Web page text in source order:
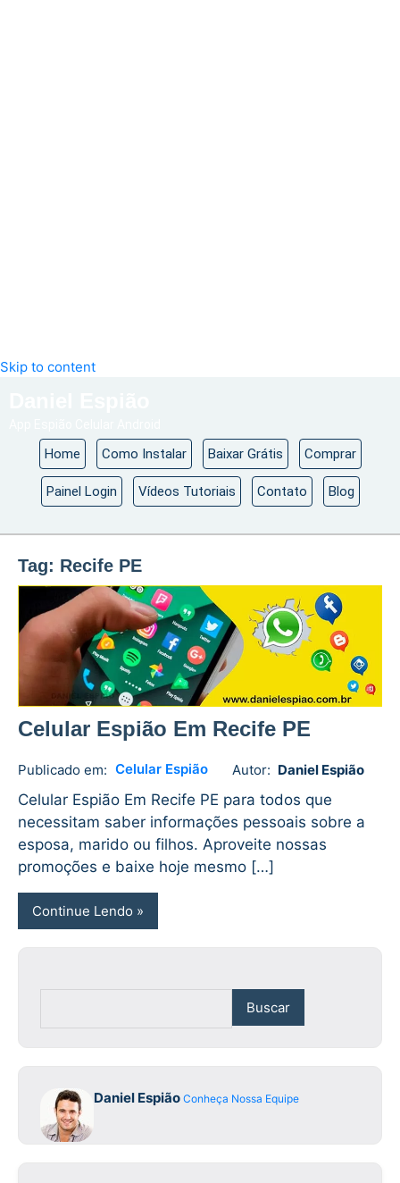
Skip to content
Home Como Instalar Baixar Grátis Comprar
Painel Login Vídeos Tutoriais Contato Blog
Tag: Recife PE
Celular Espião Em Recife PE
Publicado em: Celular Espião Autor: Daniel Espião
Daniel
Espião
No
comments
Celular Espião Em Recife PE para todos que
necessitam saber informações pessoais sobre a
esposa, marido ou filhos. Aproveite nossas
promoções e baixe hoje mesmo […]
Continue Lendo
Buscar
Daniel Espião Conheça Nossa Equipe